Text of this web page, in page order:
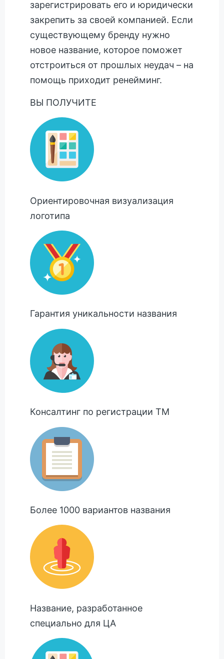
зарегистрировать его и юридически
закрепить за своей компанией. Если
существующему бренду нужно
новое название, которое поможет
отстроиться от прошлых неудач – на
помощь приходит ренейминг.
ВЫ ПОЛУЧИТЕ
Ориентировочная визуализация
логотипа
Гарантия уникальности названия
Консалтинг по регистрации ТМ
Более 1000 вариантов названия
Название, разработанное
специально для ЦА